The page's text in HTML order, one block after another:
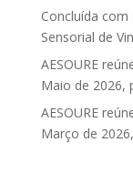
Concluída
Sensorial de
AESOURE
Maio de 2026,
AESOURE
Março de